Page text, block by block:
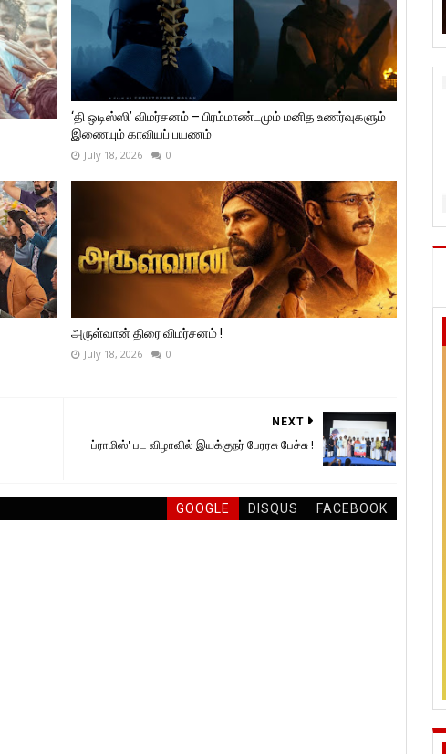
‘தி ஒடிஸ்ஸி’ விமர்சனம் – பிரம்மாண்டமும் மனித உணர்வுகளும்
இணையும் காவியப் பயணம்
July 18, 2026 0
அருள்வான் திரை விமர்சனம் !
July 18, 2026 0
NEXT
ப்ராமிஸ்' பட விழாவில் இயக்குநர் பேரரசு பேச்சு !
GOOGLE DISQUS FACEBOOK